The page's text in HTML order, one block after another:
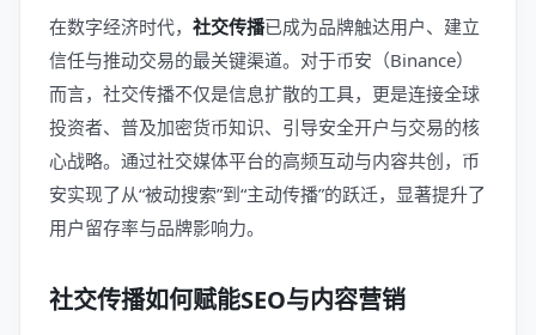
在数字经济时代， 社交传播已成为品牌触达用户、建立
信任与推动交易的最关键渠道。对于币安（Binance）
而言，社交传播不仅是信息扩散的工具，更是连接全球
投资者、普及加密货币知识、引导安全开户与交易的核
心战略。通过社交媒体平台的高频互动与内容共创，币
安实现了从“被动搜索”到“主动传播”的跃迁，显著提升了
用户留存率与品牌影响力。
社交传播如何赋能SEO与内容营销